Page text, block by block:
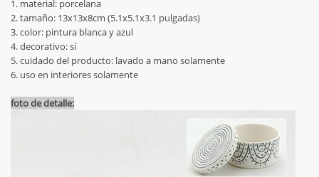
1. material: porcelana
2. tamaño: 13x13x8cm (5.1x5.1x3.1 pulgadas)
3. color: pintura blanca y azul
4. decorativo: sí
5. cuidado del producto: lavado a mano solamente
6. uso en interiores solamente
foto de detalle: